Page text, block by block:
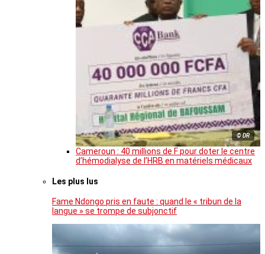
© DR
Cameroun : 40 millions de F pour doter le centre
d’hémodialyse de l’HRB en matériels médicaux
Les plus lus
Fame Ndongo pris en faute : quand le « tribun de la
langue » se trompe de subjonctif